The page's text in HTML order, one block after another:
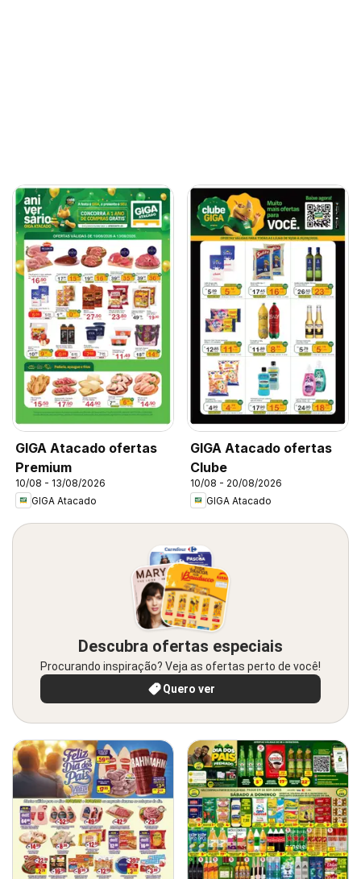
GIGA Atacado ofertas
Premium
10/08 - 13/08/2026
GIGA Atacado
GIGA Atacado ofertas
Clube
10/08 - 20/08/2026
GIGA Atacado
Descubra ofertas especiais
Procurando inspiração? Veja as ofertas perto de você!
Quero ver